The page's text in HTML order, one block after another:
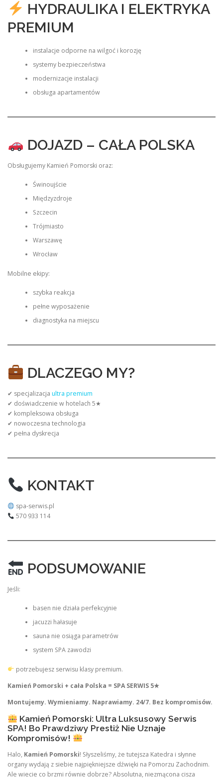
HYDRAULIKA I ELEKTRYKA
PREMIUM
instalacje odporne na wilgoć i korozję
systemy bezpieczeństwa
modernizacje instalacji
obsługa apartamentów
DOJAZD – CAŁA POLSKA
Obsługujemy Kamień Pomorski oraz:
Świnoujście
Międzyzdroje
Szczecin
Trójmiasto
Warszawę
Wrocław
Mobilne ekipy:
szybka reakcja
pełne wyposażenie
diagnostyka na miejscu
DLACZEGO MY?
✔ specjalizacja ultra premium
✔ doświadczenie w hotelach 5★
✔ kompleksowa obsługa
✔ nowoczesna technologia
✔ pełna dyskrecja
KONTAKT
spa-serwis.pl
570 933 114
PODSUMOWANIE
Jeśli:
basen nie działa perfekcyjnie
jacuzzi hałasuje
sauna nie osiąga parametrów
system SPA zawodzi
potrzebujesz serwisu klasy premium.
Kamień Pomorski + cała Polska = SPA SERWIS 5★
Montujemy. Wymieniamy. Naprawiamy. 24/7. Bez kompromisów.
Kamień Pomorski: Ultra Luksusowy Serwis
SPA! Bo Prawdziwy Prestiż Nie Uznaje
Kompromisów!
Halo, Kamień Pomorski! Słyszeliśmy, że tutejsza Katedra i słynne
organy wydają z siebie najpiękniejsze dźwięki na Pomorzu Zachodnim.
Ale wiecie co brzmi równie dobrze? Absolutna, niezmącona cisza